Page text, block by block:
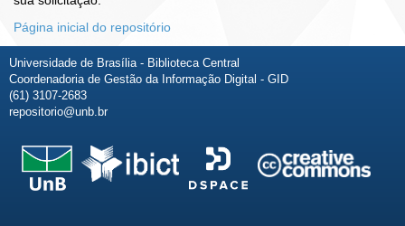
Página inicial do repositório
Universidade de Brasília - Biblioteca Central
Coordenadoria de Gestão da Informação Digital - GID
(61) 3107-2683
repositorio@unb.br